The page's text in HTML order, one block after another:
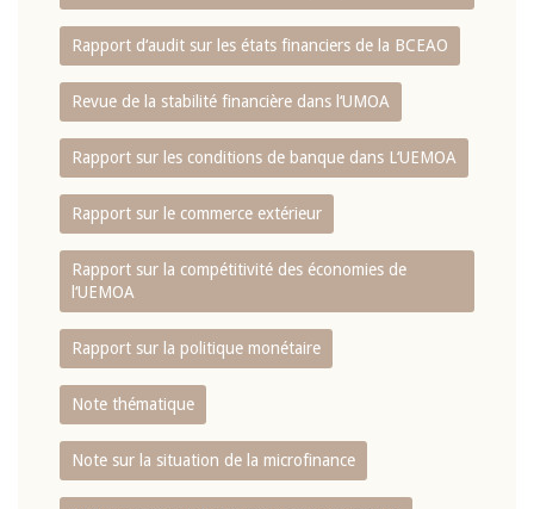
Rapport d‘audit sur les états financiers de la BCEAO
Revue de la stabilité financière dans l‘UMOA
Rapport sur les conditions de banque dans L‘UEMOA
Rapport sur le commerce extérieur
Rapport sur la compétitivité des économies de
l‘UEMOA
Rapport sur la politique monétaire
Note thématique
Note sur la situation de la microfinance